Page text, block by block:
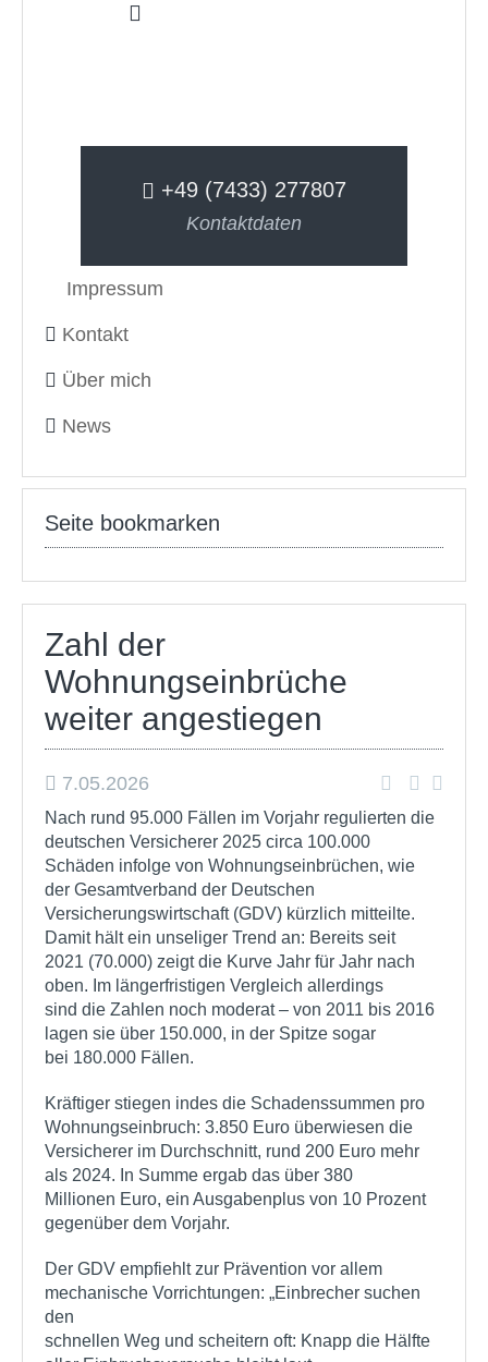
+49 (7433) 277807
Kontaktdaten
Impressum
Kontakt
Über mich
News
Seite bookmarken
Zahl der
Wohnungseinbrüche
weiter angestiegen
7.05.2026
Nach rund 95.000 Fällen im Vorjahr regulierten die
deutschen Versicherer 2025 circa 100.000
Schäden infolge von Wohnungseinbrüchen, wie
der Gesamtverband der Deutschen
Versicherungswirtschaft (GDV) kürzlich mitteilte.
Damit hält ein unseliger Trend an: Bereits seit
2021 (70.000) zeigt die Kurve Jahr für Jahr nach
oben. Im längerfristigen Vergleich allerdings
sind die Zahlen noch moderat – von 2011 bis 2016
lagen sie über 150.000, in der Spitze sogar
bei 180.000 Fällen.
Kräftiger stiegen indes die Schadenssummen pro
Wohnungseinbruch: 3.850 Euro überwiesen die
Versicherer im Durchschnitt, rund 200 Euro mehr
als 2024. In Summe ergab das über 380
Millionen Euro, ein Ausgabenplus von 10 Prozent
gegenüber dem Vorjahr.
Der GDV empfiehlt zur Prävention vor allem
mechanische Vorrichtungen: „Einbrecher suchen
den
schnellen Weg und scheitern oft: Knapp die Hälfte